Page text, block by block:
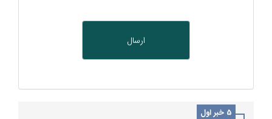
5 خبر اول